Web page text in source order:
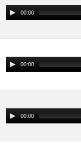
00:00
00:00
00:00